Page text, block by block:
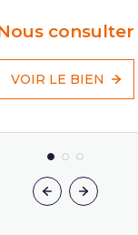
consulter
VOIR LE BIEN